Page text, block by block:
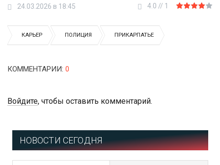
24.03.2026 в 18:45 4.0 // 1
КАРЬЕР ПОЛИЦИЯ ПРИКАРПАТЬЕ
КОММЕНТАРИИ: 0
Войдите, чтобы оставить комментарий.
НОВОСТИ СЕГОДНЯ